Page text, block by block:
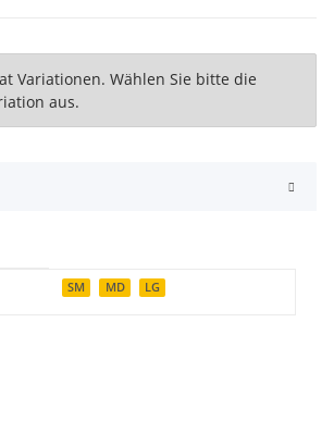
Variationen. Wählen Sie bitte die
aus.
SM MD LG